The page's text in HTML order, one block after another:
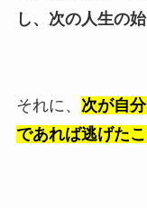
し、次の人生の
それに、 次が自
であれば逃げた